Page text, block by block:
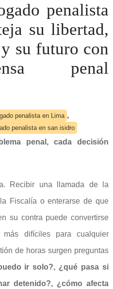
penalista
su libertad,
su futuro con
penal
penalista en Lima ,
penalista en san isidro
penal, cada decisión
Recibir una llamada de la
Fiscalía o enterarse de que
su contra puede convertirse
difíciles para cualquier
de horas surgen preguntas
ir solo?, ¿qué pasa si
detenido?, ¿cómo afecta